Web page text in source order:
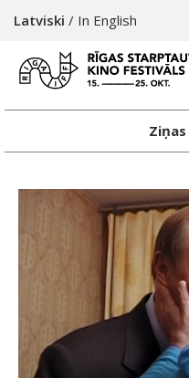
Latviski / In English
Ziņas